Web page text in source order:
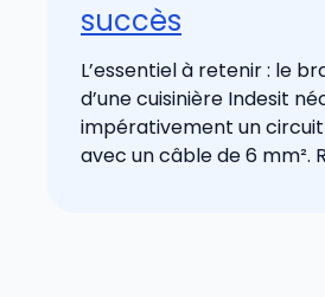
succès
L’essentiel à retenir : le
d’une cuisinière Indesit
impérativement un circuit
avec un câble de 6 mm².